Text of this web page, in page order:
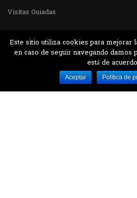
Visitas Guiadas
Desarrollado por MJTEC.
Este sitio utiliza cookies para mejorar
en caso de seguir navegando damos
está de
Aceptar Política de